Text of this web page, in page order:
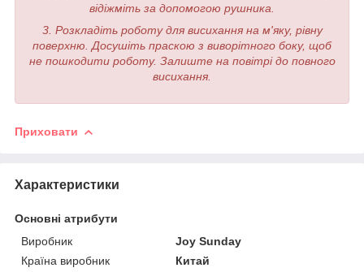
відіжміть за допомогою рушника.
3. Розкладіть роботу для висихання на м'яку, рівну
поверхню. Досушіть праскою з виворітного боку, щоб
не пошкодити роботу. Залиште на повітрі до повного
висихання.
Приховати
Характеристики
Основні атрибути
Виробник
Joy Sunday
Країна виробник
Китай